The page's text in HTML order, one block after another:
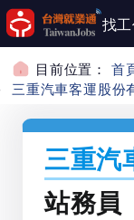
跳到主要內容
找
目前位置： 首
三重汽車客運股份
三重汽
站務員